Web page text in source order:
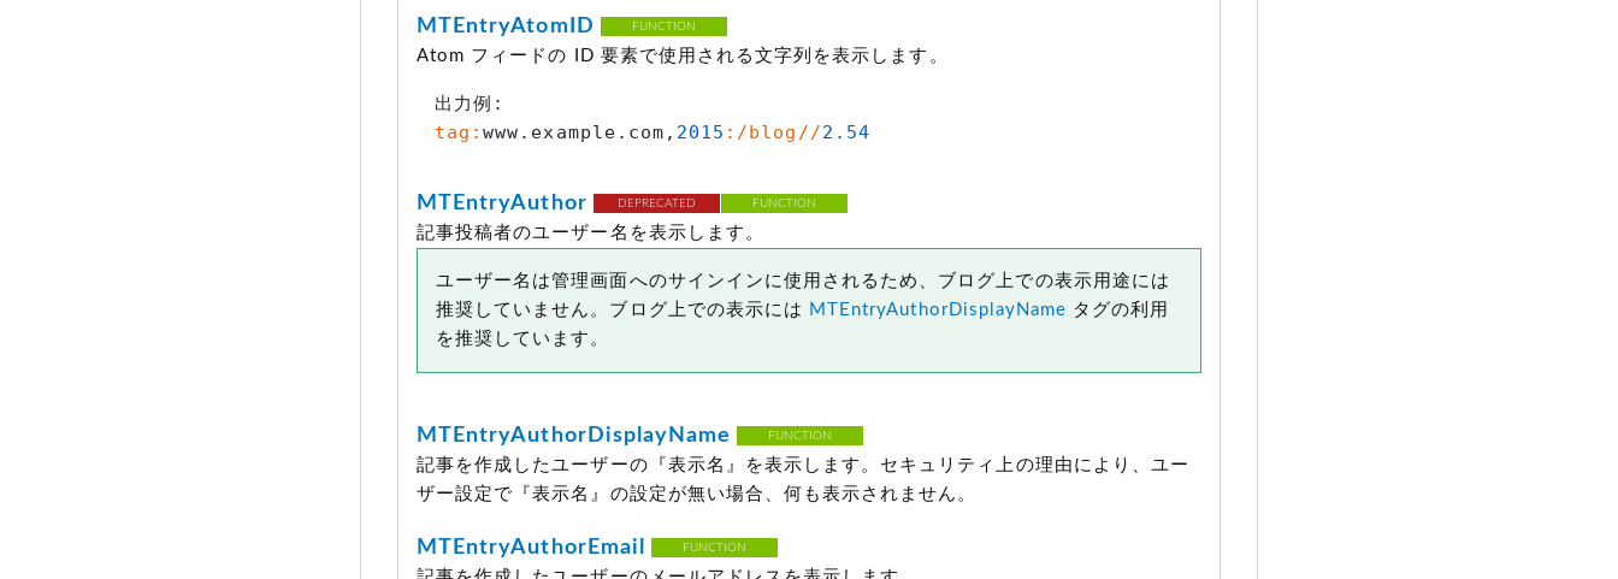
MTEntryAtomID FUNCTION
Atom フィードの ID 要素で使用される文字列を表示します。
tag:www.example.com, 2015 :/blog//2.54
MTEntryAuthor DEPRECATED FUNCTION
記事投稿者のユーザー名を表示します。
ユーザー名は管理画面へのサインインに使用されるため、ブログ上での表示用途には
推奨していません。ブログ上での表示には MTEntryAuthorDisplayName タグの利用
を推奨しています。
MTEntryAuthorDisplayName FUNCTION
記事を作成したユーザーの『表示名』を表示します。セキュリティ上の理由により、ユー
ザー設定で『表示名』の設定が無い場合、何も表示されません。
MTEntryAuthorEmail FUNCTION